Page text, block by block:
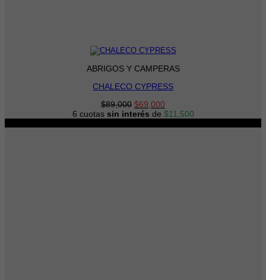
ABRIGOS Y CAMPERAS
CHALECO CYPRESS
$89,000 El
precio
$69,000
precio
6 cuotas sin interés de $11,500